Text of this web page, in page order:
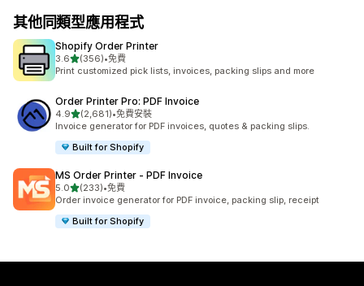
其他同類型應用程式
Shopify Order Printer
3.6滿分 5 顆星
(356)
共有 356 則評價
•免費
Print customized pick lists, invoices, packing slips and more
Order Printer Pro: PDF Invoice
4.9滿分 5 顆星
(2,681)
共有 2681 則評價
•免費安裝
Invoice generator for PDF invoices, quotes & packing slips.
Built for Shopify
MS Order Printer ‑ PDF Invoice
5.0滿分 5 顆星
(233)
共有 233 則評價
•免費
Order invoice generator for PDF invoice, packing slip, receipt
Built for Shopify